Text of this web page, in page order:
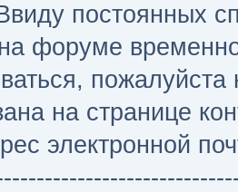
постоянных
форуме
на странице
электронной